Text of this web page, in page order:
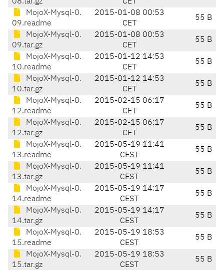
MojoX-Mysql-0.
09.readme
2015-01-08 00:53
CET
55 B
MojoX-Mysql-0.
09.tar.gz
2015-01-08 00:53
CET
55 B
MojoX-Mysql-0.
10.readme
2015-01-12 14:53
CET
55 B
MojoX-Mysql-0.
10.tar.gz
2015-01-12 14:53
CET
55 B
MojoX-Mysql-0.
12.readme
2015-02-15 06:17
CET
55 B
MojoX-Mysql-0.
12.tar.gz
2015-02-15 06:17
CET
55 B
MojoX-Mysql-0.
13.readme
2015-05-19 11:41
CEST
55 B
MojoX-Mysql-0.
13.tar.gz
2015-05-19 11:41
CEST
55 B
MojoX-Mysql-0.
14.readme
2015-05-19 14:17
CEST
55 B
MojoX-Mysql-0.
14.tar.gz
2015-05-19 14:17
CEST
55 B
MojoX-Mysql-0.
15.readme
2015-05-19 18:53
CEST
55 B
MojoX-Mysql-0.
15.tar.gz
2015-05-19 18:53
CEST
55 B